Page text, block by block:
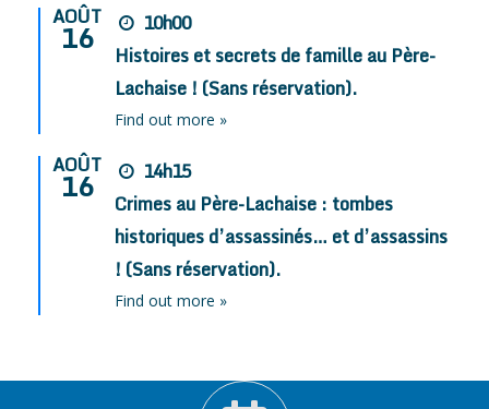
AOÛT
16
10h00
Histoires et secrets de famille au Père-
Lachaise ! (Sans réservation).
Find out more »
AOÛT
16
14h15
Crimes au Père-Lachaise : tombes
historiques d’assassinés… et d’assassins
! (Sans réservation).
Find out more »